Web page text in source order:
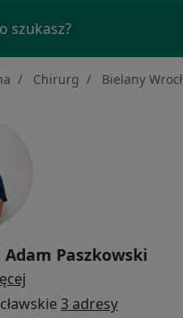
szukasz?
Chirurg Bielany
Adam Paszkowski
3 adresy